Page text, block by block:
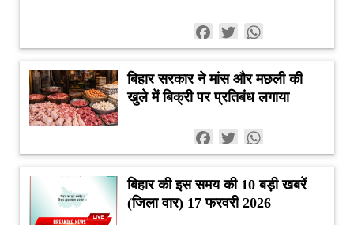
Facebook
Twitter
बिहार सरकार ने मांस और मछली की
खुले में बिक्री पर प्रतिबंध लगाया
Facebook
Twitter
बिहार की इस समय की 10 बड़ी खबरें
(जिला वार) 17 फरवरी 2026